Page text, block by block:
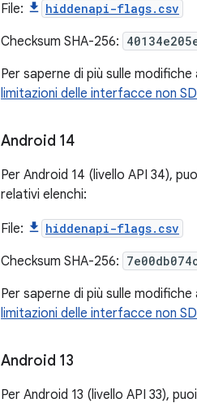
File: hiddenapi-flags.csv
Checksum SHA-256:
Per saperne di più sulle
limitazioni delle interfacce non
Android 14
Per Android 14 (livello API 34),
relativi elenchi:
File: hiddenapi-flags.csv
Checksum SHA-256:
Per saperne di più sulle
limitazioni delle interfacce non
Android 13
Per Android 13 (livello API 33),